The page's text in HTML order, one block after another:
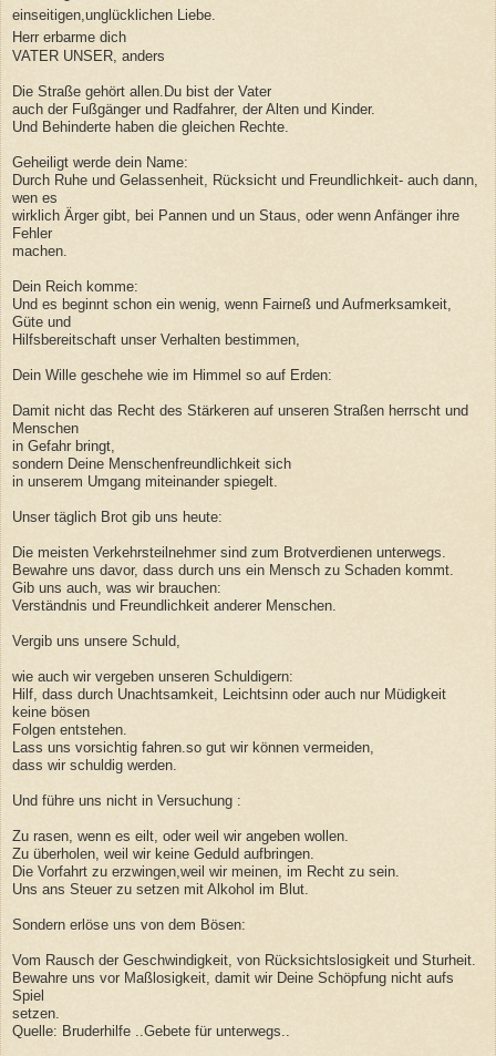
einseitigen,unglücklichen Liebe.
Herr erbarme dich
VATER UNSER, anders
Die Straße gehört allen.Du bist der Vater
auch der Fußgänger und Radfahrer, der Alten und Kinder.
Und Behinderte haben die gleichen Rechte.
Geheiligt werde dein Name:
Durch Ruhe und Gelassenheit, Rücksicht und Freundlichkeit- auch dann,
wen es
wirklich Ärger gibt, bei Pannen und un Staus, oder wenn Anfänger ihre
Fehler
machen.
Dein Reich komme:
Und es beginnt schon ein wenig, wenn Fairneß und Aufmerksamkeit,
Güte und
Hilfsbereitschaft unser Verhalten bestimmen,
Dein Wille geschehe wie im Himmel so auf Erden:
Damit nicht das Recht des Stärkeren auf unseren Straßen herrscht und
Menschen
in Gefahr bringt,
sondern Deine Menschenfreundlichkeit sich
in unserem Umgang miteinander spiegelt.
Unser täglich Brot gib uns heute:
Die meisten Verkehrsteilnehmer sind zum Brotverdienen unterwegs.
Bewahre uns davor, dass durch uns ein Mensch zu Schaden kommt.
Gib uns auch, was wir brauchen:
Verständnis und Freundlichkeit anderer Menschen.
Vergib uns unsere Schuld,
wie auch wir vergeben unseren Schuldigern:
Hilf, dass durch Unachtsamkeit, Leichtsinn oder auch nur Müdigkeit
keine bösen
Folgen entstehen.
Lass uns vorsichtig fahren.so gut wir können vermeiden,
dass wir schuldig werden.
Und führe uns nicht in Versuchung :
Zu rasen, wenn es eilt, oder weil wir angeben wollen.
Zu überholen, weil wir keine Geduld aufbringen.
Die Vorfahrt zu erzwingen,weil wir meinen, im Recht zu sein.
Uns ans Steuer zu setzen mit Alkohol im Blut.
Sondern erlöse uns von dem Bösen:
Vom Rausch der Geschwindigkeit, von Rücksichtslosigkeit und Sturheit.
Bewahre uns vor Maßlosigkeit, damit wir Deine Schöpfung nicht aufs
Spiel
setzen.
Quelle: Bruderhilfe ..Gebete für unterwegs..